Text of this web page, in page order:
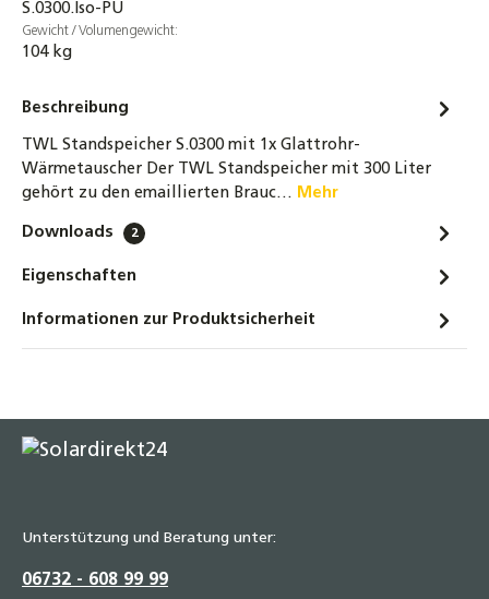
S.0300.Iso-PU
Gewicht / Volumengewicht:
104 kg
Beschreibung
TWL Standspeicher S.0300 mit 1x Glattrohr-
Wärmetauscher Der TWL Standspeicher mit 300 Liter
gehört zu den emaillierten Brauc… Mehr
Downloads 2
Eigenschaften
Informationen zur Produktsicherheit
Unterstützung und Beratung unter:
06732 - 608 99 99